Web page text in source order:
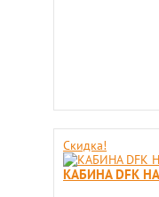
Скидка!
КАБИНА DFK